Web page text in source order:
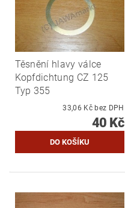
Těsnění hlavy válce
Kopfdichtung CZ 125
Typ 355
33,06 Kč bez DPH
40 Kč